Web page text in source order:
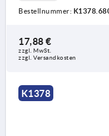
Bestellnummer:
17,88 €
zzgl. MwSt.
zzgl. Versandkosten
K1378